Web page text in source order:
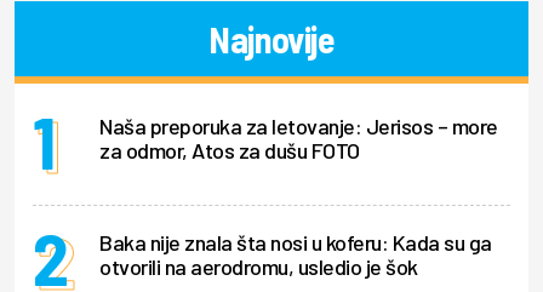
Najnovije
Naša preporuka za letovanje: Jerisos – more
za odmor, Atos za dušu FOTO
Baka nije znala šta nosi u koferu: Kada su ga
otvorili na aerodromu, usledio je šok